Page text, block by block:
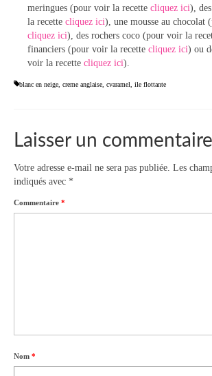
meringues (pour voir la recette cliquez ici),
la recette cliquez ici), une mousse au chocolat
cliquez ici), des rochers coco (pour voir la
financiers (pour voir la recette cliquez ici) ou
voir la recette cliquez ici).
blanc en neige creme anglaise cvaramel ile flottante
Laisser un commentaire
Votre adresse e-mail ne sera pas publiée. Les
indiqués avec *
Commentaire *
Nom *